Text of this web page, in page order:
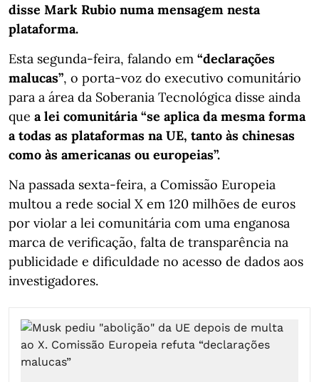
disse Mark Rubio numa mensagem nesta
plataforma.
Esta segunda-feira, falando em “declarações
malucas”, o porta-voz do executivo comunitário
para a área da Soberania Tecnológica disse ainda
que a lei comunitária “se aplica da mesma forma
a todas as plataformas na UE, tanto às chinesas
como às americanas ou europeias”.
Na passada sexta-feira, a Comissão Europeia
multou a rede social X em 120 milhões de euros
por violar a lei comunitária com uma enganosa
marca de verificação, falta de transparência na
publicidade e dificuldade no acesso de dados aos
investigadores.